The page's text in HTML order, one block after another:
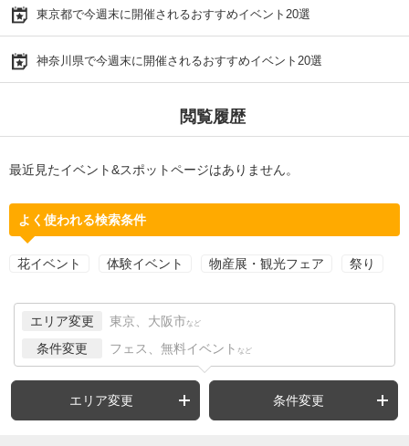
東京都で今週末に開催されるおすすめイベント20選
神奈川県で今週末に開催されるおすすめイベント20選
閲覧履歴
最近見たイベント&スポットページはありません。
よく使われる検索条件
花イベント 体験イベント 物産展・観光フェア 祭り
エリア変更 東京、大阪市 など
条件変更 フェス、無料イベント など
エリア変更 条件変更